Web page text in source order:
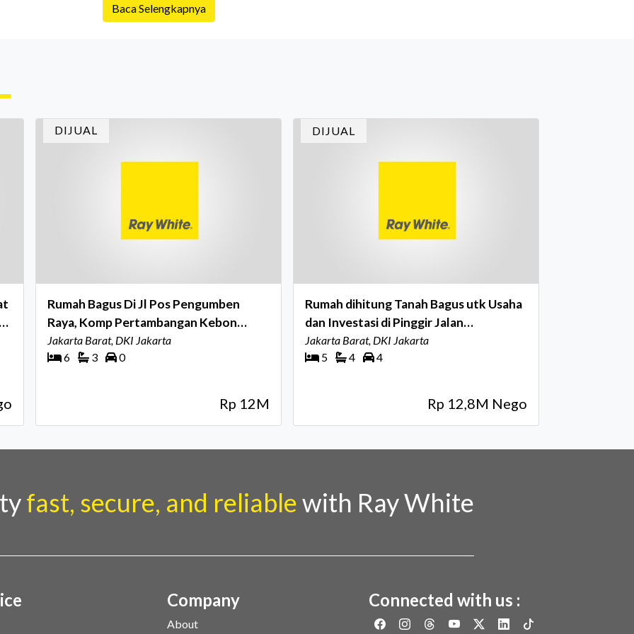
Namun dalam prosesnya, tidak sedikit calon
ini dihadiri oleh Country Director Ray White
Indon
Baca Selengkapnya
DIJUAL
Rumah Bagus Di Jl Pos Pengumben
Raya, Komp Pertambangan Kebon
Jeruk
Jakarta Barat, DKI Jakarta
6
3 0
Rp 12M
DIJUAL
Rumah dihitung Tanah Bagus utk Usaha
dan Investasi di Pinggir Jalan
Percetakan Raya, Jakarta Pusat
Jakarta Barat, DKI Jakarta
5
4 4
Rp 12,8M Nego
fast, secure, and reliablewith Ray White
Company
About
Connected with us :